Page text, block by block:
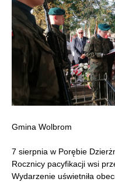
Gmina Wolbrom
7 sierpnia w Porębie
Rocznicy pacyfikacji wsi
Wydarzenie uświetniła